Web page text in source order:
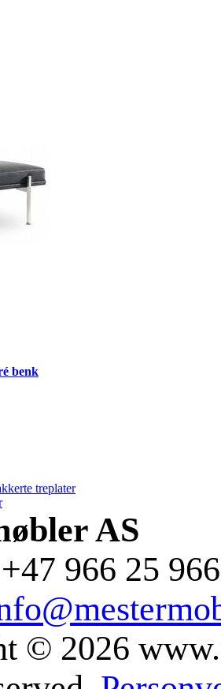
benk
treplater
AS
966 25
© 2026